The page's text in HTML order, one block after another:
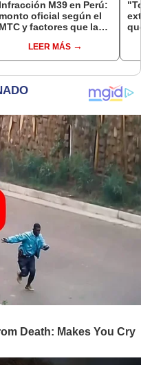
Infracción M39 en Perú:
monto oficial según el
MTC y factores que la
LEER MÁS
que